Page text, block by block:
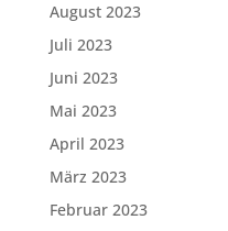
August 2023
Juli 2023
Juni 2023
Mai 2023
April 2023
März 2023
Februar 2023